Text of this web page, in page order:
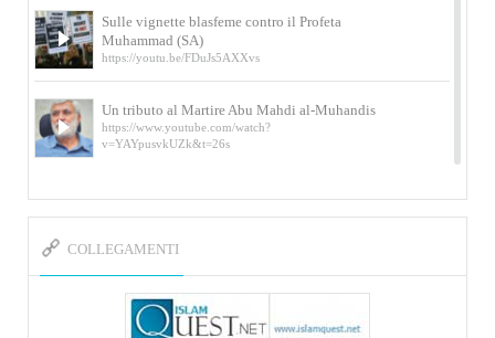
Sulle vignette blasfeme contro il Profeta
Muhammad (SA)
https://youtu.be/FDuJs5AXXvs
Un tributo al Martire Abu Mahdi al-Muhandis
https://www.youtube.com/watch?
v=YAYpusvkUZk&t=26s
L’Abluzione rituale (wudu) secondo l’Imam Alì
e l’Imam Khomeini
della figlia di un martire
https://www.youtube.com/watch?
COLLEGAMENTI